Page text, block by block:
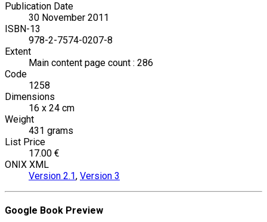
Publication Date
30 November 2011
ISBN-13
978-2-7574-0207-8
Extent
Main content page count : 286
Code
1258
Dimensions
16 x 24 cm
Weight
431 grams
List Price
17.00 €
ONIX XML
Version 2.1, Version 3
Google Book Preview